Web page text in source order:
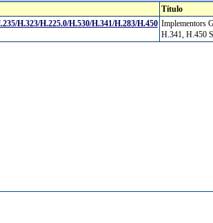
Título
H.323/H.225.0/H.530/H.341/H.283/H.450 Implementors
H.341, H.450